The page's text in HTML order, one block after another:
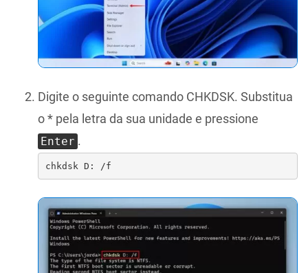
Digite o seguinte comando CHKDSK. Substitua
o * pela letra da sua unidade e pressione
Enter .
chkdsk D: /f